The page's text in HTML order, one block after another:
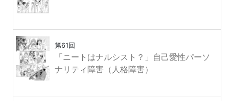
第61回
「ニートはナルシスト？」自己愛性パーソ
ナリティ障害（人格障害）